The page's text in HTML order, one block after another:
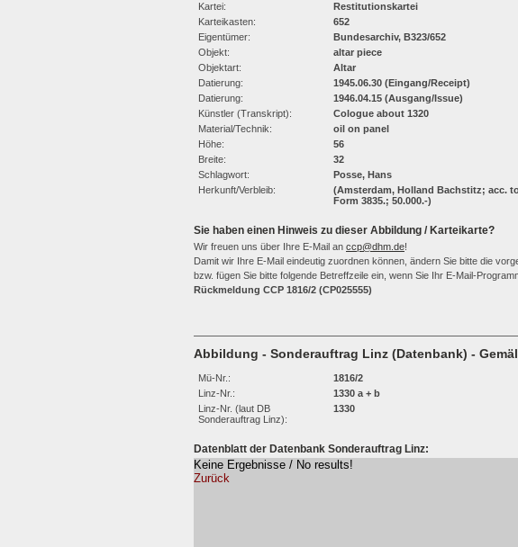
Kartei:
Restitutionskartei
Karteikasten:
652
Eigentümer:
Bundesarchiv, B323/652
Objekt:
altar piece
Objektart:
Altar
Datierung:
1945.06.30 (Eingang/Receipt)
Datierung:
1946.04.15 (Ausgang/Issue)
Künstler (Transkript):
Cologue about 1320
Material/Technik:
oil on panel
Höhe:
56
Breite:
32
Schlagwort:
Posse, Hans
Herkunft/Verbleib:
(Amsterdam, Holland Bachstitz; acc.
Form 3835.; 50.000.-)
Sie haben einen Hinweis zu dieser Abbildung / Karteikarte?
Wir freuen uns über Ihre E-Mail an ccp@dhm.de!
Damit wir Ihre E-Mail eindeutig zuordnen können, ändern Sie bitte die
bzw. fügen Sie bitte folgende Betreffzeile ein, wenn Sie Ihr E-Mail-
Rückmeldung CCP 1816/2 (CP025555)
Abbildung - Sonderauftrag Linz (Datenbank) -
Mü-Nr.:
1816/2
Linz-Nr.:
1330 a + b
Linz-Nr. (laut DB
Sonderauftrag Linz):
1330
Datenblatt der Datenbank Sonderauftrag Linz: